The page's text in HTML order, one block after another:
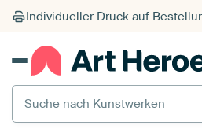
Suche nach Kunstwerken